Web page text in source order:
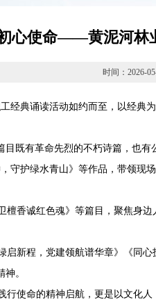
心使命——黄泥河林
时间：2026-
典诵读活动如约而至，以经典
有革命先烈的不朽诗篇，也有
护绿水青山》等作品，带领现
诚红色魂》等篇目，聚焦身
程，党建领航谱华章》《同
。
命的精神启航，更是以文化